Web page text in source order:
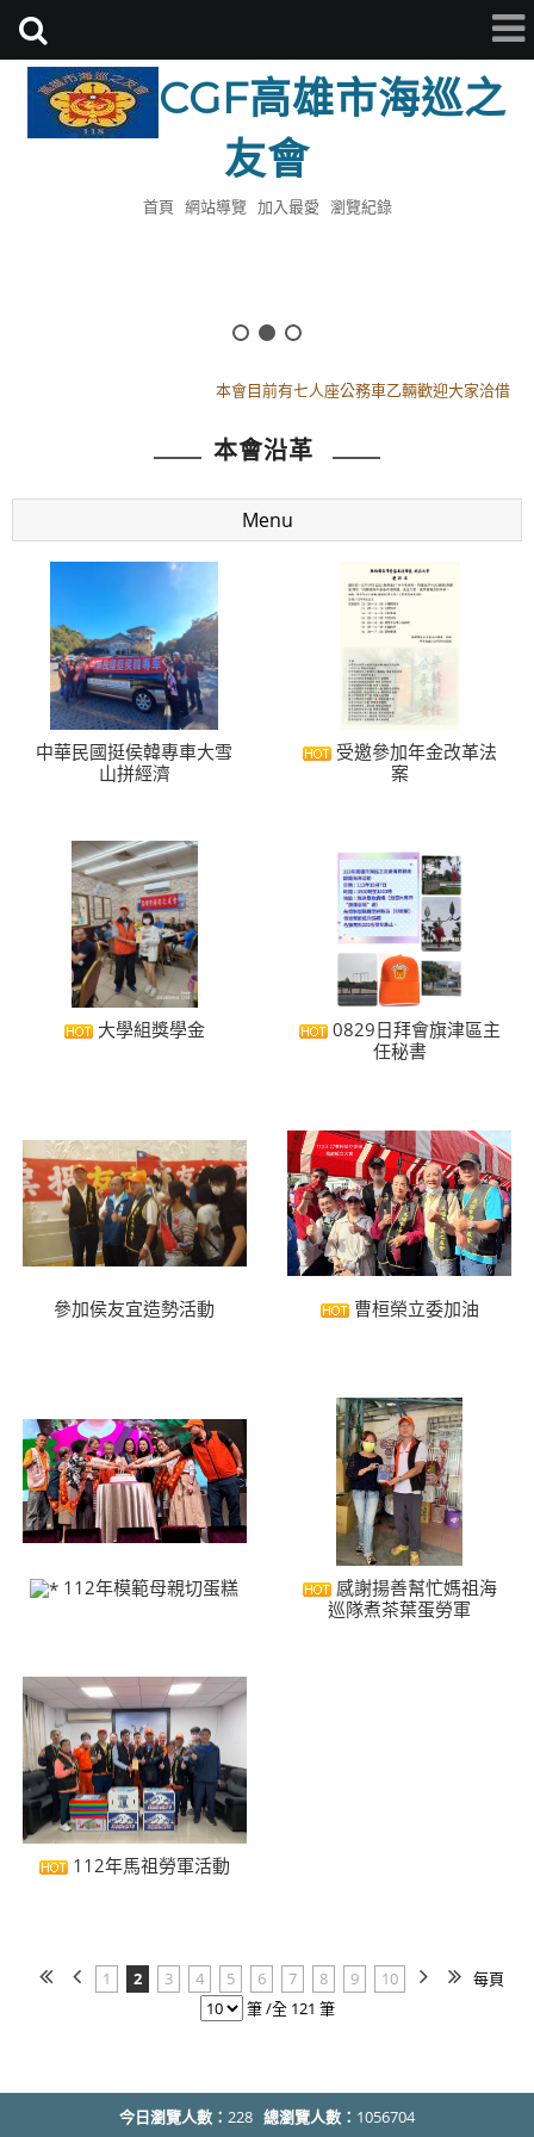
CGF高雄市海巡之
友會
首頁 網站導覽 加入最愛 瀏覽紀錄
本會目前有七人座公務車乙輛歡迎大家洽借
112年模範母親已於0513日舉辦完畢感謝全體會員參與
本會目前有七人座公務車乙輛歡迎大家洽借
本會沿革
Menu
中華民國挺侯韓專車大雪
山拼經濟
受邀參加年金改革法
案
大學組獎學金
0829日拜會旗津區主
任秘書
參加侯友宜造勢活動 曹桓榮立委加油
112年模範母親切蛋糕
感謝揚善幫忙媽祖海
巡隊煮茶葉蛋勞軍
112年馬祖勞軍活動
1 2 3 4 5 6 7 8 9 10
每頁
筆 /全 121 筆
今日瀏覽人數： 228 總瀏覽人數： 1056704